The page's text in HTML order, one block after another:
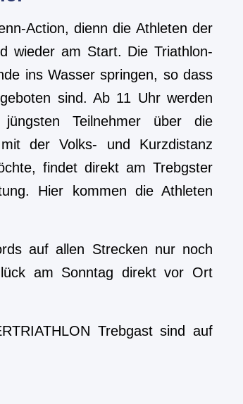
Action, dienn die Athleten der
wieder am Start. Die Triathlon-
ins Wasser springen, so dass
sind. Ab 11 Uhr werden
Teilnehmer über die
der Volks- und Kurzdistanz
findet direkt am Trebgster
Hier kommen die Athleten
auf allen Strecken nur noch
am Sonntag direkt vor Ort
Trebgast sind auf